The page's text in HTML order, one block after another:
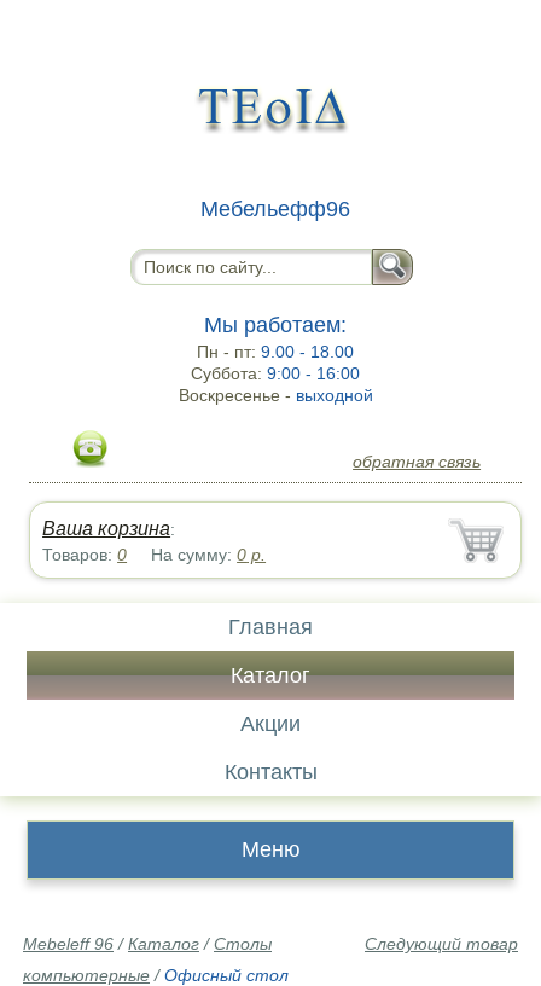
Мебельефф96
Мы работаем:
Пн - пт:9.00 - 18.00
Суббота:9:00 - 16:00
Воскресенье - выходной
обратная связь
Ваша корзина:
Товаров:0 На сумму:0 р.
Главная
Каталог
Акции
Контакты
Меню
Следующий товар
Mebeleff 96 /Каталог /Столы
компьютерные /Офисный стол